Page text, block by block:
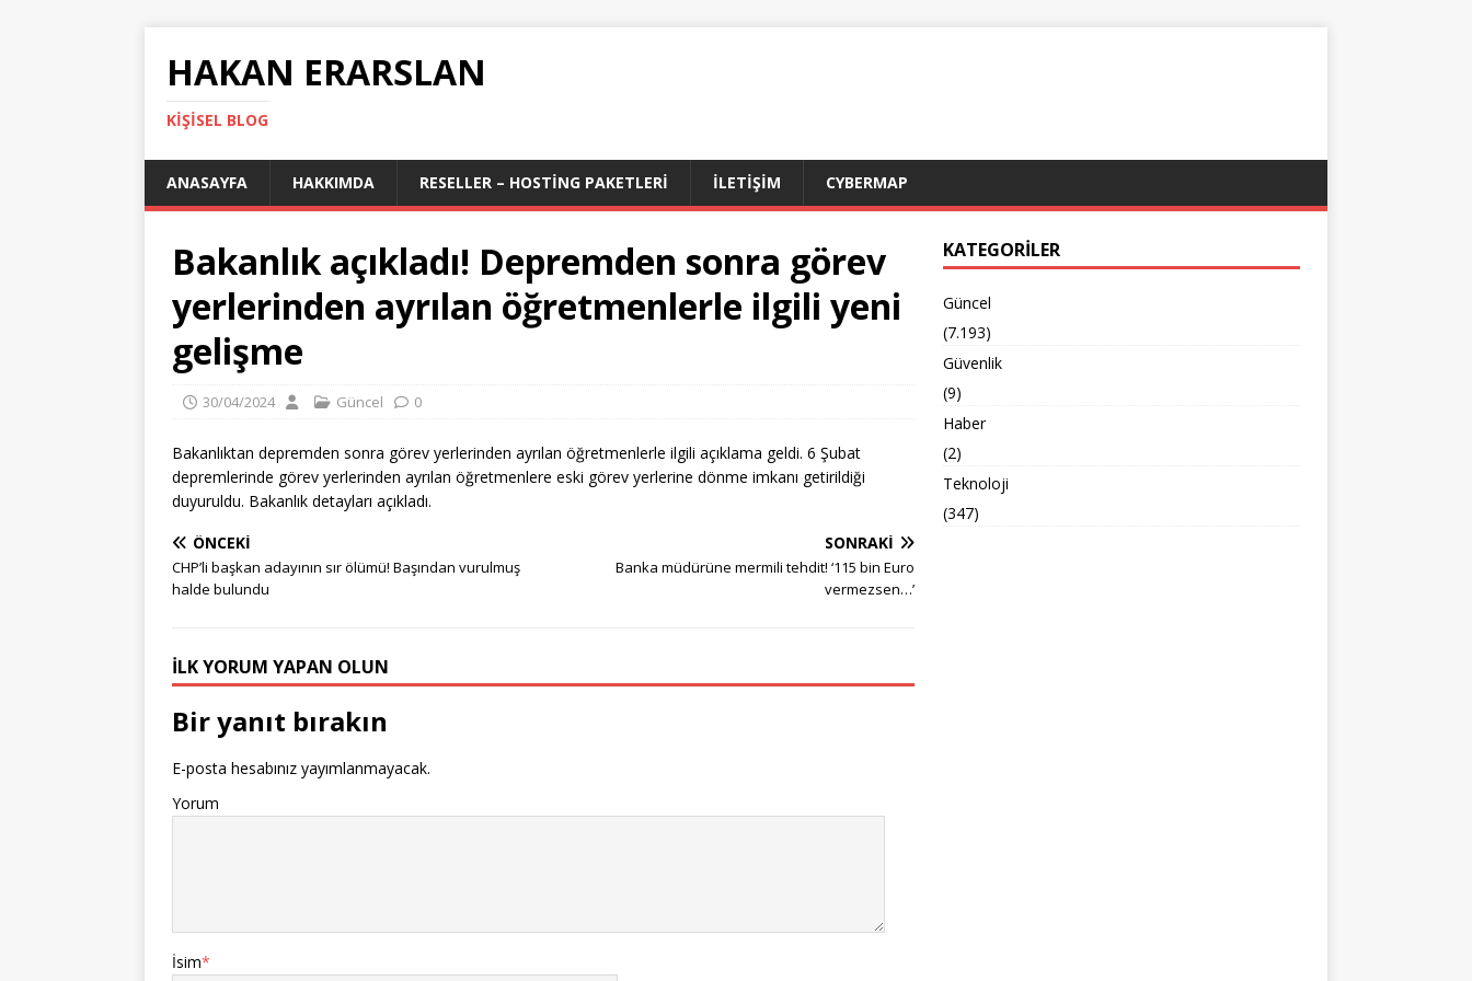
HAKAN ERARSLAN
KIŞISEL BLOG
ANASAYFA HAKKIMDA RESELLER – HOSTING PAKETLERI İLETIŞIM CYBERMAP
Bakanlık açıkladı! Depremden sonra görev
yerlerinden ayrılan öğretmenlerle ilgili yeni
gelişme
30/04/2024 Güncel 0
Bakanlıktan depremden sonra görev yerlerinden ayrılan öğretmenlerle ilgili açıklama geldi. 6 Şubat
depremlerinde görev yerlerinden ayrılan öğretmenlere eski görev yerlerine dönme imkanı getirildiği
duyuruldu. Bakanlık detayları açıkladı.
ÖNCEKI
CHP’li başkan adayının sır ölümü! Başından vurulmuş
halde bulundu
SONRAKI
Banka müdürüne mermili tehdit! ‘115 bin Euro
vermezsen…’
İLK YORUM YAPAN OLUN
Bir yanıt bırakın
E-posta hesabınız yayımlanmayacak.
Yorum
İsim*
KATEGORILER
Güncel
(7.193)
Güvenlik
(9)
Haber
(2)
Teknoloji
(347)